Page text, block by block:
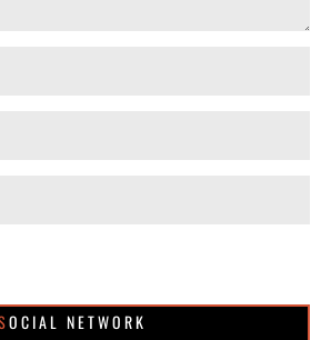
SOCIAL NETWORK